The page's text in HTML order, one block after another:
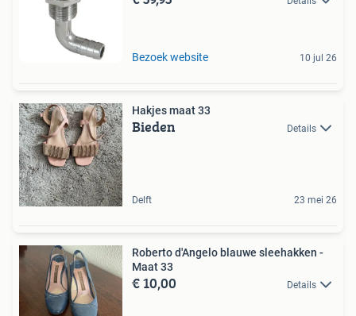
Bezoek website 10 jul 26
Hakjes maat 33
Bieden Details
Delft 23 mei 26
Roberto d'Angelo blauwe sleehakken -
Maat 33
€ 10,00 Details